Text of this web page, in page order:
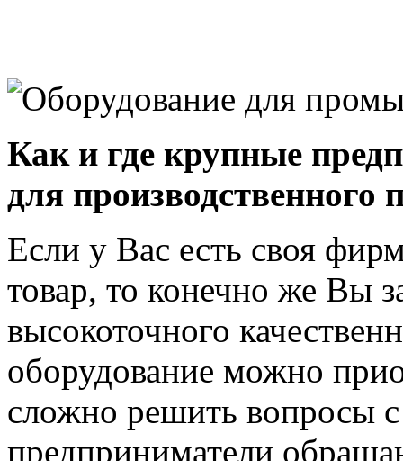
Как и где крупные
для производственного
Если у Вас есть своя
товар, то конечно же Вы
высокоточного
оборудование можно
сложно решить вопросы
предприниматели